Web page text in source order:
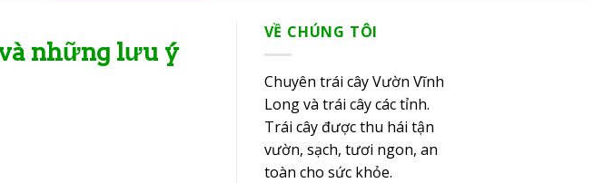
những lưu ý
VỀ CHÚNG TÔI
Chuyên trái cây Vườn Vĩnh
Long và trái cây các tỉnh.
Trái cây được thu hái tận
vườn, sạch, tươi ngon, an
toàn cho sức khỏe.